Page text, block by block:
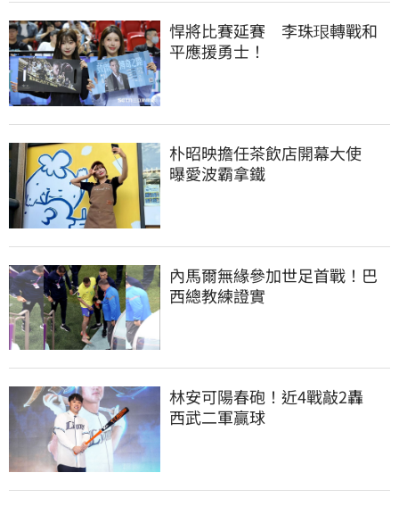
悍將比賽延賽　李珠珢轉戰和
平應援勇士！
朴昭映擔任茶飲店開幕大使
曝愛波霸拿鐵
內馬爾無緣參加世足首戰！巴
西總教練證實
林安可陽春砲！近4戰敲2轟
西武二軍贏球